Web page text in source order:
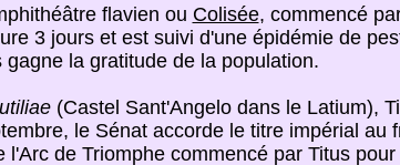
flavien ou Colisée, commencé
3 jours et est suivi d'une épidémie de
la gratitude de la population.
(Castel Sant'Angelo dans le Latium),
le Sénat accorde le titre impérial au
l'Arc de Triomphe commencé par Titus